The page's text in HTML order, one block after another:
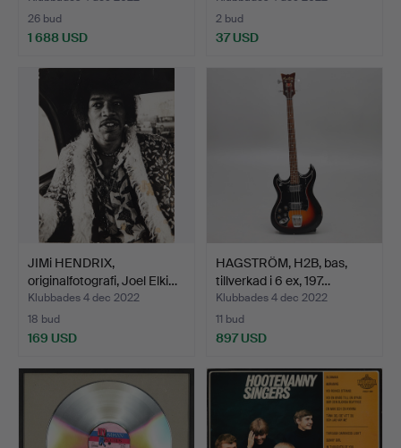
26 bud
1 688 USD
föremål
2 bud
37 USD
JIMi HENDRIX,
originalfotografi, Joel Elki…
Klubbades 4 dec 2022
18 bud
169 USD
HAGSTRÖM, H2B, bas,
tillverkad i 6 ex, 197…
Klubbades 4 dec 2022
11 bud
897 USD